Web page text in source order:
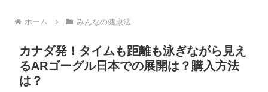
ホーム みんなの健康法
カナダ発！タイムも距離も泳ぎながら見え
るARゴーグル日本での展開は？購入方法
は？